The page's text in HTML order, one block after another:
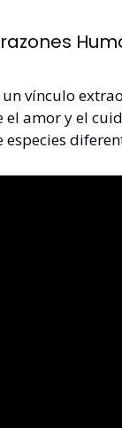
vínculo
el amor y el